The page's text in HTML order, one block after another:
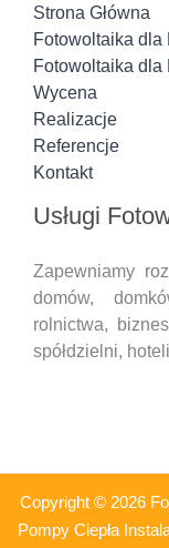
Strona Główna
Fotowoltaika dla
Fotowoltaika dla
Wycena
Realizacje
Referencje
Kontakt
Usługi
Zapewniamy
domów,
rolnictwa,
spółdzielni,
Copyright © 2026
Pompy Ciepła